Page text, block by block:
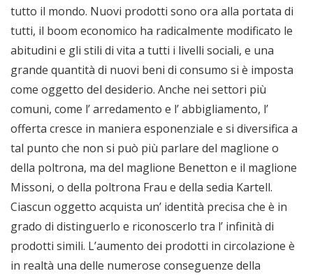
tutto il mondo. Nuovi prodotti sono ora alla portata di
tutti, il boom economico ha radicalmente modificato le
abitudini e gli stili di vita a tutti i livelli sociali, e una
grande quantità di nuovi beni di consumo si è imposta
come oggetto del desiderio. Anche nei settori più
comuni, come l’ arredamento e l’ abbigliamento, l’
offerta cresce in maniera esponenziale e si diversifica a
tal punto che non si può più parlare del maglione o
della poltrona, ma del maglione Benetton e il maglione
Missoni, o della poltrona Frau e della sedia Kartell.
Ciascun oggetto acquista un’ identità precisa che è in
grado di distinguerlo e riconoscerlo tra l’ infinità di
prodotti simili. L’aumento dei prodotti in circolazione è
in realtà una delle numerose conseguenze della